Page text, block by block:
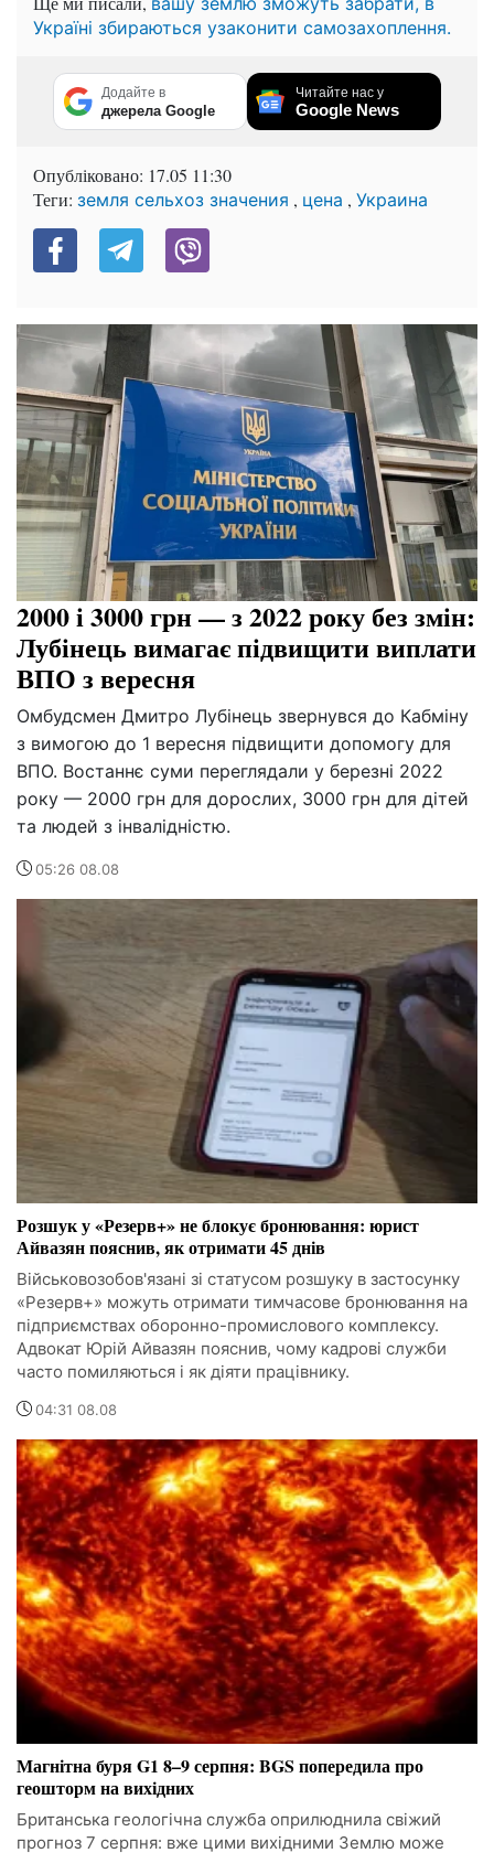
Україні збираються узаконити самозахоплення.
Додайте в
джерела Google
Читайте нас у
Google News
Опубліковано: 17.05 11:30
Теги: земля сельхоз значения , цена , Украина
2000 і 3000 грн — з 2022 року без змін:
Лубінець вимагає підвищити виплати
ВПО з вересня
Омбудсмен Дмитро Лубінець звернувся до Кабміну
з вимогою до 1 вересня підвищити допомогу для
ВПО. Востаннє суми переглядали у березні 2022
року — 2000 грн для дорослих, 3000 грн для дітей
та людей з інвалідністю.
05:26 08.08
Розшук у «Резерв+» не блокує бронювання: юрист
Айвазян пояснив, як отримати 45 днів
Військовозобов'язані зі статусом розшуку в застосунку
«Резерв+» можуть отримати тимчасове бронювання на
підприємствах оборонно-промислового комплексу.
Адвокат Юрій Айвазян пояснив, чому кадрові служби
часто помиляються і як діяти працівнику.
04:31 08.08
Магнітна буря G1 8–9 серпня: BGS попередила про
геошторм на вихідних
Британська геологічна служба оприлюднила свіжий
прогноз 7 серпня: вже цими вихідними Землю може